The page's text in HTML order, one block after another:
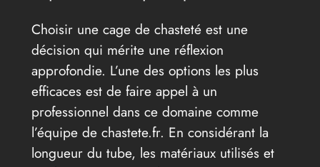
Choisir une cage de chasteté est une
décision qui mérite une réflexion
approfondie. L’une des options les plus
efficaces est de faire appel à un
professionnel dans ce domaine comme
l’équipe de chastete.fr. En considérant la
longueur du tube, les matériaux utilisés et